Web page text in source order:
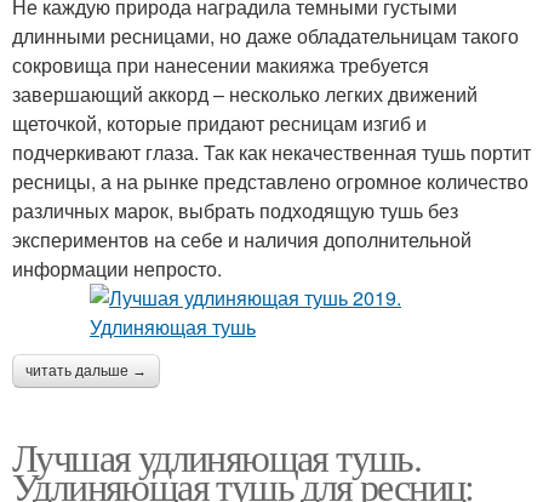
Не каждую природа наградила темными густыми
длинными ресницами, но даже обладательницам такого
сокровища при нанесении макияжа требуется
завершающий аккорд – несколько легких движений
щеточкой, которые придают ресницам изгиб и
подчеркивают глаза. Так как некачественная тушь портит
ресницы, а на рынке представлено огромное количество
различных марок, выбрать подходящую тушь без
экспериментов на себе и наличия дополнительной
информации непросто.
читать дальше →
Лучшая удлиняющая тушь.
Удлиняющая тушь для ресниц: